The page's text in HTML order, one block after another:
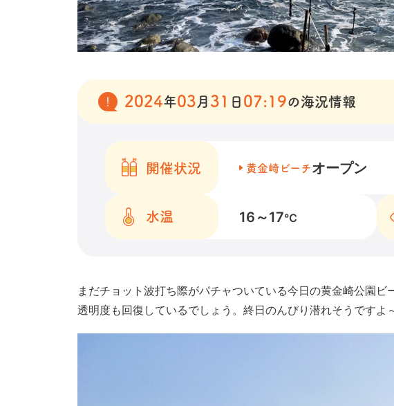
2024年03 月 31 日 07:19の海況情報
開催状況 黄金崎ビーチオープン
水温 16～17℃
まだチョット波打ち際がパチャついている今日の黄金崎公園
透明度も回復しているでしょう。終日のんびり潜れそうですよ